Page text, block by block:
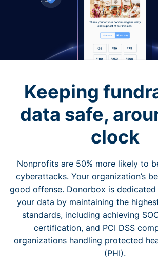
Keeping
data safe,
clock
Nonprofits are 50% more likely to
cyberattacks. Your organization’s
good offense. Donorbox is
your data by maintaining the
standards, including achieving
certification, and PCI DSS
organizations handling protected
(PHI).